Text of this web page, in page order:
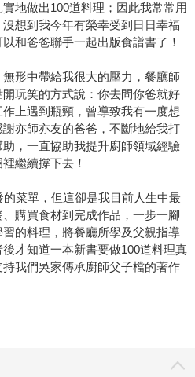
地做出100道料理；因此我常常用
想到我今年有榮幸受到日日幸福
和爸爸聯手一起出版食譜書了！
形中帶給我很大的壓力，餐廳師
玩笑的方式說：你去問你爸就好
上遇到瓶頸，曾導致我有一度想
亦師亦友的爸爸，不斷地給我打
，一直協助我提升廚師領域經驗
繼續撐下去！
菜單，但這卻是我目前人生中最
購買食材到完成作品，一步一腳
的料理，將餐廳所學及父親指導
才知道一本新書要做100道料理真
我們吳家傳承廚師父子檔的著作